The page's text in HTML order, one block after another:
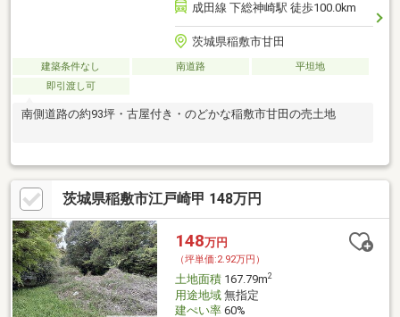
成田線 下総神崎駅 徒歩100.0km
茨城県稲敷市甘田
建築条件なし 南道路
平坦地
即引渡し可
南側道路の約93坪・古屋付き・のどかな稲敷市甘田の売土地
茨城県稲敷市江戸崎甲 148万円
148万円
（坪単価:2.92万円）
土地面積167.79m2
用途地域無指定
建ぺい率60%